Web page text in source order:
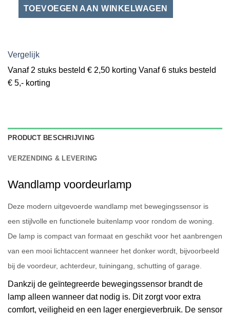
Vergelijk
Vanaf 2 stuks besteld € 2,50 korting Vanaf 6 stuks besteld
€ 5,- korting
PRODUCT BESCHRIJVING
VERZENDING & LEVERING
Wandlamp voordeurlamp
Deze modern uitgevoerde wandlamp met bewegingssensor is
een stijlvolle en functionele buitenlamp voor rondom de woning.
De lamp is compact van formaat en geschikt voor het aanbrengen
van een mooi lichtaccent wanneer het donker wordt, bijvoorbeeld
bij de voordeur, achterdeur, tuiningang, schutting of garage.
Dankzij de geïntegreerde bewegingssensor brandt de
lamp alleen wanneer dat nodig is. Dit zorgt voor extra
comfort, veiligheid en een lager energieverbruik. De sensor